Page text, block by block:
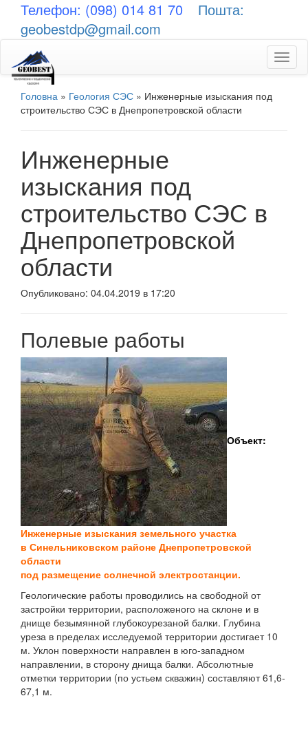
Телефон: (098) 014 81 70
Пошта:
geobestdp@gmail.com
Головна » Геология СЭС » Инженерные изыскания под
строительство СЭС в Днепропетровской области
Инженерные
изыскания под
строительство СЭС в
Днепропетровской
области
Опубликовано: 04.04.2019 в 17:20
Полевые работы
Объект:
Инженерные изыскания земельного участка
в Синельниковском районе Днепропетровской
области
под размещение солнечной электростанции.
Геологические работы проводились на свободной от
застройки территории, расположеного на склоне и в
днище безымянной глубокоурезаной балки. Глубина
уреза в пределах исследуемой территории достигает 10
м. Уклон поверхности направлен в юго-западном
направлении, в сторону днища балки. Абсолютные
отметки территории (по устьем скважин) составляют 61,6-
67,1 м.